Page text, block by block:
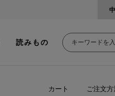
読みもの
カート ご注文